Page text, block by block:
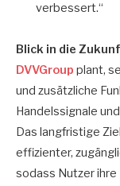
verbessert.“
Blick in die
DVVGroup plant,
und zusätzliche
Handelssignale
Das langfristige
effizienter,
sodass Nutzer